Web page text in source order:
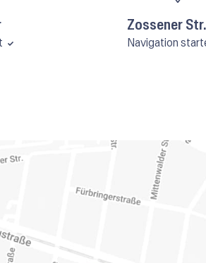
Zossener
Navigation